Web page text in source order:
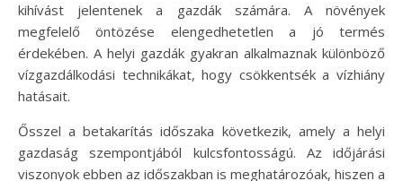
kihívást jelentenek a gazdák számára. A növények
megfelelő öntözése elengedhetetlen a jó termés
érdekében. A helyi gazdák gyakran alkalmaznak különböző
vízgazdálkodási technikákat, hogy csökkentsék a vízhiány
hatásait.
Ősszel a betakarítás időszaka következik, amely a helyi
gazdaság szempontjából kulcsfontosságú. Az időjárási
viszonyok ebben az időszakban is meghatározóak, hiszen a